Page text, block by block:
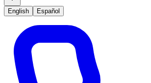
English Español